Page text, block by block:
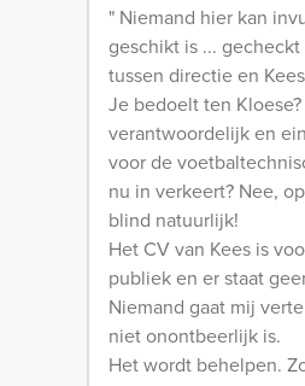
" Niemand hier kan
geschikt is ...
tussen directie en
Je bedoelt ten
verantwoordelijk en
voor de
nu in verkeert? Nee,
blind natuurlijk!
Het CV van Kees is
publiek en er staat
Niemand gaat mij
niet onontbeerlijk is.
Het wordt behelpen.